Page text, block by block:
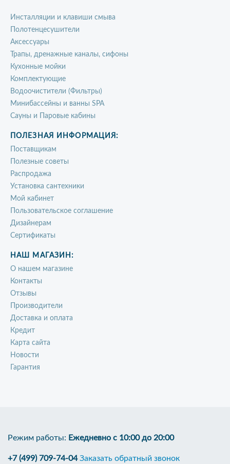
Инсталляции и клавиши смыва
Полотенцесушители
Аксессуары
Трапы, дренажные каналы, сифоны
Кухонные мойки
Комплектующие
Водоочистители (Фильтры)
Минибассейны и ванны SPA
Сауны и Паровые кабины
ПОЛЕЗНАЯ ИНФОРМАЦИЯ:
Поставщикам
Полезные советы
Распродажа
Установка сантехники
Мой кабинет
Пользовательское соглашение
Дизайнерам
Сертификаты
НАШ МАГАЗИН:
О нашем магазине
Контакты
Отзывы
Производители
Доставка и оплата
Кредит
Карта сайта
Новости
Гарантия
Режим работы: Ежедневно с 10:00 до 20:00
+7 (499) 709-74-04 Заказать обратный звонок